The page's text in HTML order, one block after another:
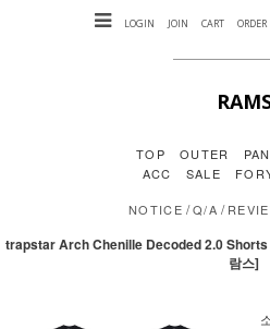
LOGIN JOIN CART ORDER
TOP OUTER
ACC
SALE
NOTICE /Q/A /
trapstar Arch Chenille Decoded 2.0 Shorts
람스]